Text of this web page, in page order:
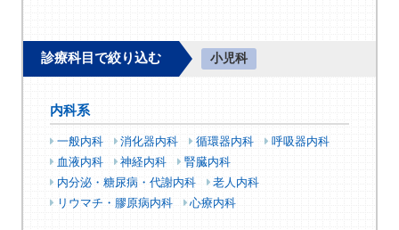
診療科目で絞り込む 小児科
内科系
一般内科 消化器内科 循環器内科
呼吸器内科
血液内科
神経内科
腎臓内科
内分泌・糖尿病・代謝内科
老人内科
リウマチ・膠原病内科
心療内科